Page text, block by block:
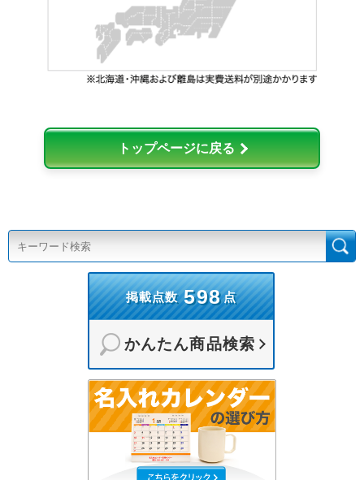
トップページに戻る
掲載点数 598点
かんたん商品検索